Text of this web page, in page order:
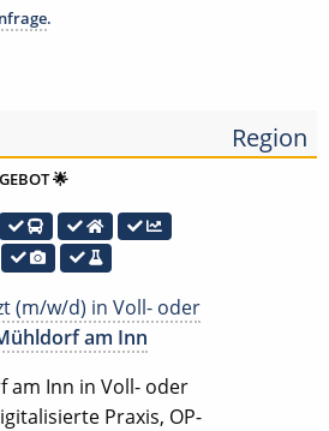
.
Region
🌟
(m/w/d) in Voll- oder
am Inn
am Inn in Voll- oder
Praxis, OP-